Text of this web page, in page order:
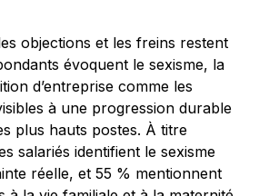
objections et les freins restent
évoquent le sexisme, la
d’entreprise comme les
à une progression durable
plus hauts postes. À titre
salariés identifient le sexisme
réelle, et 55 % mentionnent